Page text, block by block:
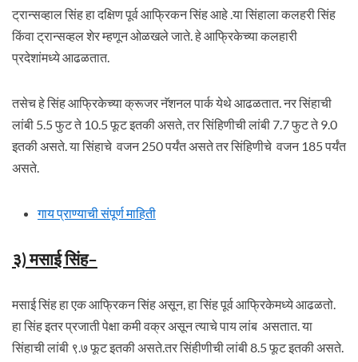
ट्रान्सव्हाल सिंह हा दक्षिण पूर्व आफ्रिकन सिंह आहे .या सिंहाला कलहरी सिंह
किंवा ट्रान्सव्हल शेर म्हणून ओळखले जाते. हे आफ्रिकेच्या कलहारी
प्रदेशांमध्ये आढळतात.
तसेच हे सिंह आफ्रिकेच्या क्रूजर नॅशनल पार्क येथे आढळतात. नर सिंहाची
लांबी 5.5 फुट ते 10.5 फूट इतकी असते, तर सिंहिणीची लांबी 7.7 फुट ते 9.0
इतकी असते. या सिंहाचे वजन 250 पर्यंत असते तर सिंहिणीचे वजन 185 पर्यंत
असते.
गाय प्राण्याची संपूर्ण माहिती
३) मसाई सिंह–
मसाई सिंह हा एक आफ्रिकन सिंह असून, हा सिंह पूर्व आफ्रिकेमध्ये आढळतो.
हा सिंह इतर प्रजाती पेक्षा कमी वक्र असून त्याचे पाय लांब असतात. या
सिंहाची लांबी ९.७ फूट इतकी असते.तर सिंहीणीची लांबी 8.5 फूट इतकी असते.